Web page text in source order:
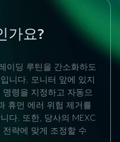
가요?
이딩 루틴을 간소화하도
니다. 모니터 앞에 있지
령을 지정하고 자동으
휴먼 에러 위험 제거를
다. 또한, 당사의 MEXC
략에 맞게 조정할 수